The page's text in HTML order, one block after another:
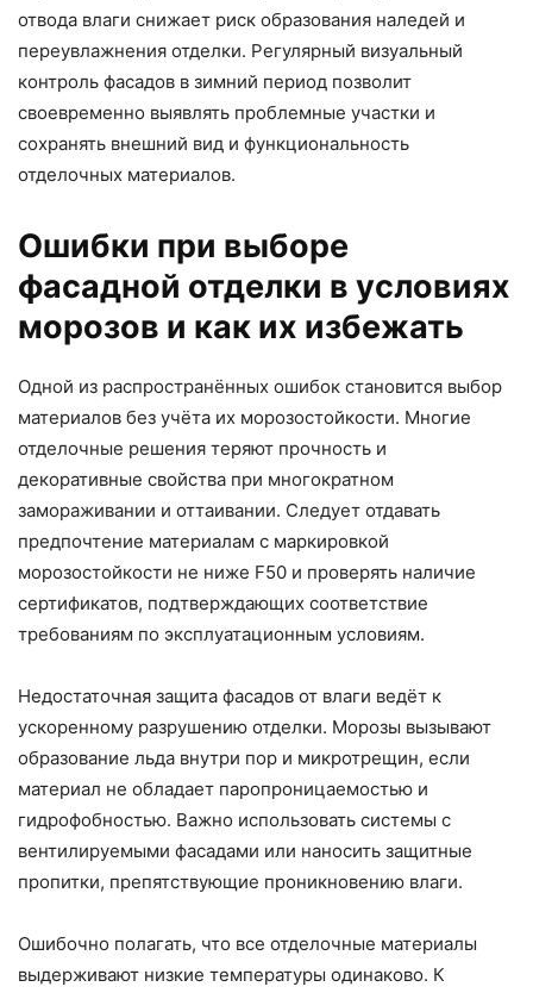
отвода влаги снижает риск образования наледей и
переувлажнения отделки. Регулярный визуальный
контроль фасадов в зимний период позволит
своевременно выявлять проблемные участки и
сохранять внешний вид и функциональность
отделочных материалов.
Ошибки при выборе
фасадной отделки в условиях
морозов и как их избежать
Одной из распространённых ошибок становится выбор
материалов без учёта их морозостойкости. Многие
отделочные решения теряют прочность и
декоративные свойства при многократном
замораживании и оттаивании. Следует отдавать
предпочтение материалам с маркировкой
морозостойкости не ниже F50 и проверять наличие
сертификатов, подтверждающих соответствие
требованиям по эксплуатационным условиям.
Недостаточная защита фасадов от влаги ведёт к
ускоренному разрушению отделки. Морозы вызывают
образование льда внутри пор и микротрещин, если
материал не обладает паропроницаемостью и
гидрофобностью. Важно использовать системы с
вентилируемыми фасадами или наносить защитные
пропитки, препятствующие проникновению влаги.
Ошибочно полагать, что все отделочные материалы
выдерживают низкие температуры одинаково. К